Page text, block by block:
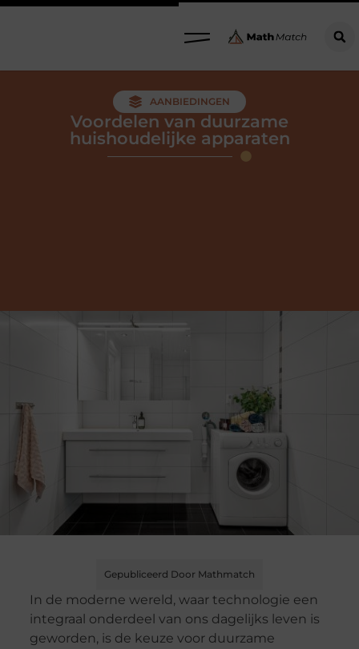
AANBIEDINGEN
Voordelen van duurzame
huishoudelijke apparaten
Gepubliceerd Door Mathmatch
In de moderne wereld, waar technologie een
integraal onderdeel van ons dagelijks leven is
geworden, is de keuze voor duurzame